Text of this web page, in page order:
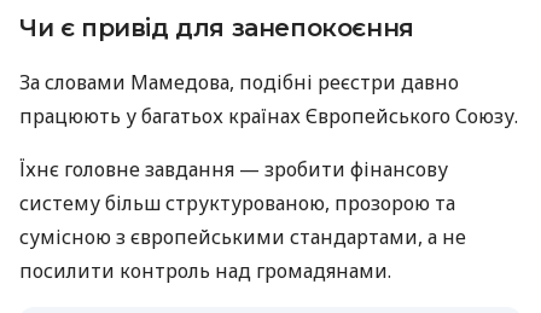
Чи є привід для занепокоєння
За словами Мамедова, подібні реєстри давно
працюють у багатьох країнах Європейського Союзу.
Їхнє головне завдання — зробити фінансову
систему більш структурованою, прозорою та
сумісною з європейськими стандартами, а не
посилити контроль над громадянами.